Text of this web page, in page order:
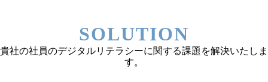
SOLUTION
貴社の社員のデジタルリテラシーに関する課題を解決いたしま
す。